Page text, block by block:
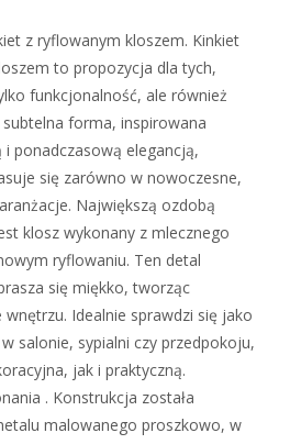
z ryflowanym kloszem. Kinkiet
to propozycja dla tych,
funkcjonalność, ale również
forma, inspirowana
ponadczasową elegancją,
się zarówno w nowoczesne,
Największą ozdobą
klosz wykonany z mlecznego
ryflowaniu. Ten detal
się miękko, tworząc
Idealnie sprawdzi się jako
salonie, sypialni czy przedpokoju,
jak i praktyczną.
. Konstrukcja została
malowanego proszkowo, w